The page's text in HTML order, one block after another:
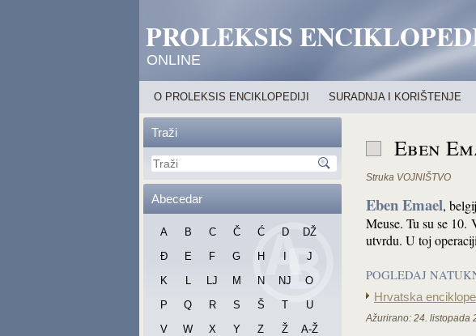
PROLEKSIS
ONLINE
O PROLEKSIS ENCIKLOPEDIJI SURADNJA I KORIŠTENJE
Traži
Abecedar
A B C Č Ć D
DŽ
Đ
E F G H
J
K
L LJ M N NJ
O
P
Q R S Š T
U
V
W X Y Z Ž A-Ž
Eben
Struka VOJNIŠTVO
Eben Emael,
Meuse. Tu su se 10.
utvrdu. U toj
POGLEDAJ
Hrvatska
Ažurirano: 24. listopada